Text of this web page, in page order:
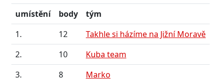
umístění
body
tým
1.
12
Takhle si házíme na Jižní Moravě
2.
10
Kuba team
3.
8
Marko